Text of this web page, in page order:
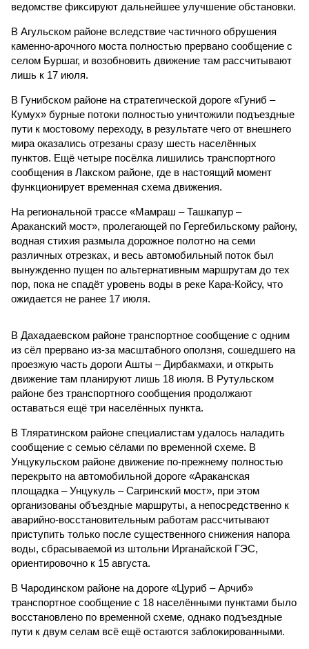
ведомстве фиксируют дальнейшее улучшение обстановки.
В Агульском районе вследствие частичного обрушения
каменно-арочного моста полностью прервано сообщение с
селом Буршаг, и возобновить движение там рассчитывают
лишь к 17 июля.
В Гунибском районе на стратегической дороге «Гуниб –
Кумух» бурные потоки полностью уничтожили подъездные
пути к мостовому переходу, в результате чего от внешнего
мира оказались отрезаны сразу шесть населённых
пунктов. Ещё четыре посёлка лишились транспортного
сообщения в Лакском районе, где в настоящий момент
функционирует временная схема движения.
На региональной трассе «Мамраш – Ташкапур –
Араканский мост», пролегающей по Гергебильскому району,
водная стихия размыла дорожное полотно на семи
различных отрезках, и весь автомобильный поток был
вынужденно пущен по альтернативным маршрутам до тех
пор, пока не спадёт уровень воды в реке Кара-Койсу, что
ожидается не ранее 17 июля.
В Дахадаевском районе транспортное сообщение с одним
из сёл прервано из-за масштабного оползня, сошедшего на
проезжую часть дороги Ашты – Дирбакмахи, и открыть
движение там планируют лишь 18 июля. В Рутульском
районе без транспортного сообщения продолжают
оставаться ещё три населённых пункта.
В Тляратинском районе специалистам удалось наладить
сообщение с семью сёлами по временной схеме. В
Унцукульском районе движение по-прежнему полностью
перекрыто на автомобильной дороге «Араканская
площадка – Унцукуль – Сагринский мост», при этом
организованы объездные маршруты, а непосредственно к
аварийно-восстановительным работам рассчитывают
приступить только после существенного снижения напора
воды, сбрасываемой из штольни Ирганайской ГЭС,
ориентировочно к 15 августа.
В Чародинском районе на дороге «Цуриб – Арчиб»
транспортное сообщение с 18 населёнными пунктами было
восстановлено по временной схеме, однако подъездные
пути к двум селам всё ещё остаются заблокированными.